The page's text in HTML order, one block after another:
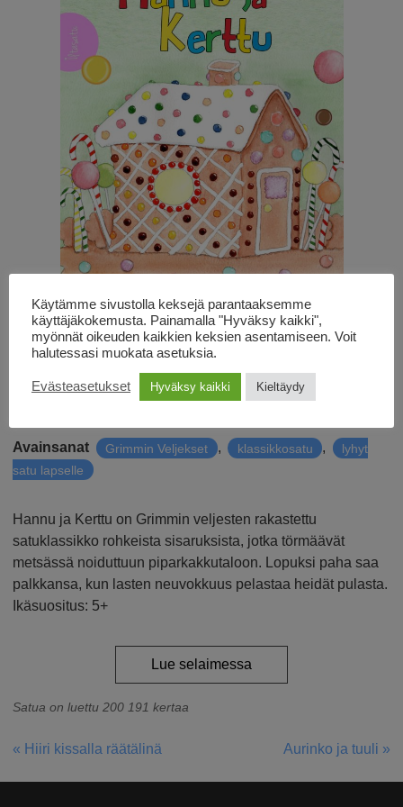
Kirjoittanut Grimmin veljekset
Kuvittanut Kirsi Cabannes
Lyhennetty suomennos Kati Weiss
Avainsanat
Grimmin Veljekset , klassikkosatu ,
lyhyt
satu lapselle
Hannu ja Kerttu on Grimmin veljesten rakastettu
satuklassikko rohkeista sisaruksista, jotka törmäävät
metsässä noiduttuun piparkakkutaloon. Lopuksi paha saa
palkkansa, kun lasten neuvokkuus pelastaa heidät pulasta.
Ikäsuositus: 5+
Lue selaimessa
Satua on luettu 200 191 kertaa
ARTIKKELIEN
« Hiiri kissalla räätälinä Aurinko ja tuuli »
Käytämme sivustolla keksejä parantaaksemme
käyttäjäkokemusta. Painamalla "Hyväksy kaikki",
myönnät oikeuden kaikkien keksien asentamiseen. Voit
halutessasi muokata asetuksia.
Evästeasetukset Hyväksy kaikki Kieltäydy